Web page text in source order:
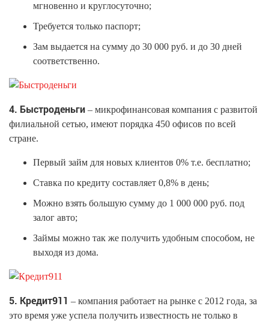
мгновенно и круглосуточно;
Требуется только паспорт;
Зам выдается на сумму до 30 000 руб. и до 30 дней
соответственно.
4. Быстроденьги – микрофинансовая компания с развитой
филиальной сетью, имеют порядка 450 офисов по всей
стране.
Первый займ для новых клиентов 0% т.е. бесплатно;
Ставка по кредиту составляет 0,8% в день;
Можно взять большую сумму до 1 000 000 руб. под
залог авто;
Займы можно так же получить удобным способом, не
выходя из дома.
5. Кредит911 – компания работает на рынке с 2012 года, за
это время уже успела получить известность не только в